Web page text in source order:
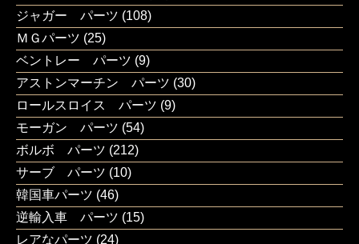
ジャガー パーツ (108)
ＭＧパーツ (25)
ベントレー パーツ (9)
アストンマーチン パーツ (30)
ロールスロイス パーツ (9)
モーガン パーツ (54)
ボルボ パーツ (212)
サーブ パーツ (10)
韓国車パーツ (46)
逆輸入車 パーツ (15)
レアなパーツ (24)